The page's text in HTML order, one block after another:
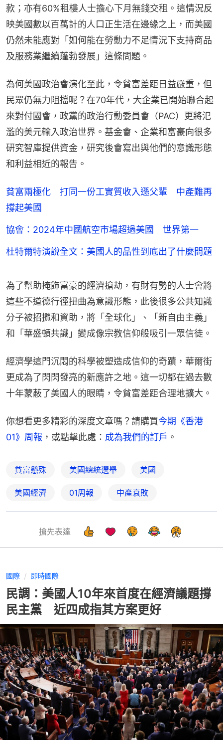
款；亦有60%租樓人士擔心下月無錢交租。這情況反
映美國數以百萬計的人口正生活在邊緣之上，而美國
仍然未能應對「如何能在勞動力不足情況下支持商品
及服務業繼續蓬勃發展」這條問題。
為何美國政治會演化至此，令貧富差距日益嚴重，但
民眾仍無力阻擋呢？在70年代，大企業已開始聯合起
來對付國會，政黨的政治行動委員會（PAC）更將氾
濫的美元輸入政治世界。基金會、企業和富豪向很多
研究智庫提供資金，研究後會寫出與他們的意識形態
和利益相近的報告。
貧富兩極化 打同一份工實質收入遜父輩 中產難再
撐起美國
協會：2024年中國航空市場超過美國 世界第一
杜特爾特演說全文：美國人的品性到底出了什麼問題
為了幫助掩飾富豪的經濟搶劫，有財有勢的人士會將
這些不道德行徑扭曲為意識形態，此後很多公共知識
分子被招攬和資助，將「全球化」、「新自由主義」
和「華盛頓共識」變成像宗教信仰般吸引一眾信徒。
經濟學這門沉悶的科學被塑造成信仰的奇蹟，華爾街
更成為了閃閃發亮的新應許之地。這一切都在過去數
十年蒙蔽了美國人的眼睛，令貧富差距合理地擴大。
你想看更多精彩的深度文章嗎？請購買今期《香港
01》周報 ，或點擊此處： 成為我們的訂戶 。
貧富懸殊 美國總統選舉 美國
美國經濟 01周報 中產衰敗
搶先表達
國際 即時國際
民調：美國人10年來首度在經濟議題撐
民主黨 近四成指其方案更好